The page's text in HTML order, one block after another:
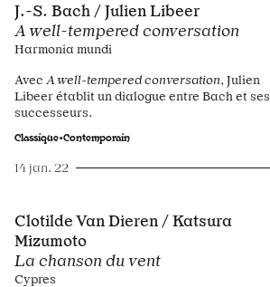
J.-S. Bach / Julien Libeer
A well-tempered conversation
Harmonia mundi
Avec A well-tempered conversation, Julien
Libeer établit un dialogue entre Bach et ses
successeurs.
Classique•Contemporain
14 jan. 22
Clotilde Van Dieren / Katsura
Mizumoto
La chanson du vent
Cypres